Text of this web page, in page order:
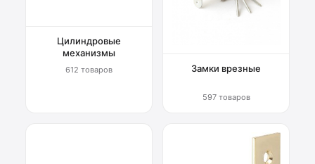
Цилиндровые
механизмы
612 товаров Замки врезные
597 товаров